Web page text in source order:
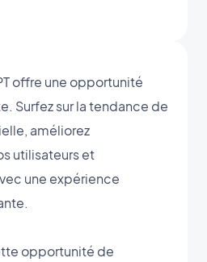
offre une opportunité
Surfez sur la tendance de
améliorez
utilisateurs et
une expérience
opportunité de